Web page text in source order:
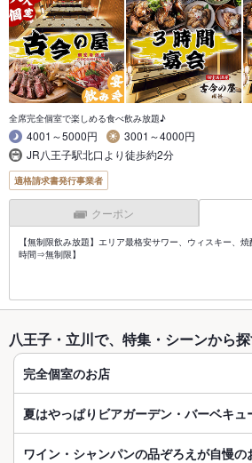
全席完全個室で楽しめる食べ飲み放題♪
4001～5000円
3001～4000円
JR八王子駅北口より徒歩約2分
適格請求書発行事業者
クーポン
【無制限飲み放題】エリア最格安サワー、ウィスキー、
時間⇒無制限】
八王子・立川で、特集・シーンから
完全個室のお店
夏はやっぱりビアガーデン・バーベキュ
ワイン・シャンパンの品ぞろえが自慢の